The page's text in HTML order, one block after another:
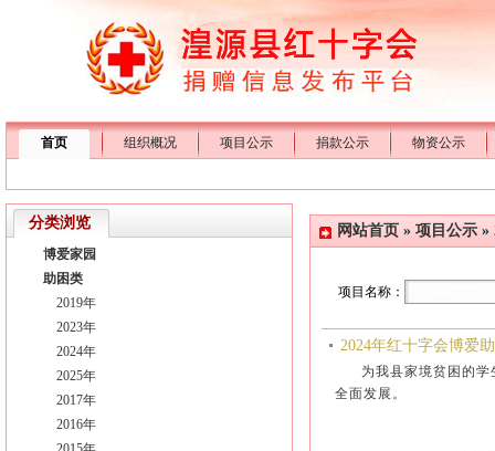
首页 组织概况 项目公示 捐款公示 物资公示
分类浏览
博爱家园
助困类
2019年
2023年
2024年
2025年
2017年
2016年
网站首页 » 项目公示 »
项目名称：
2024年红十字会博爱
为我县家境贫困的
全面发展。